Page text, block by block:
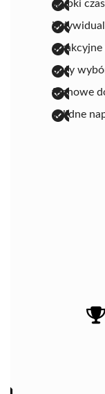
szybki
atrakcyjne
duży
fachowe
solidne